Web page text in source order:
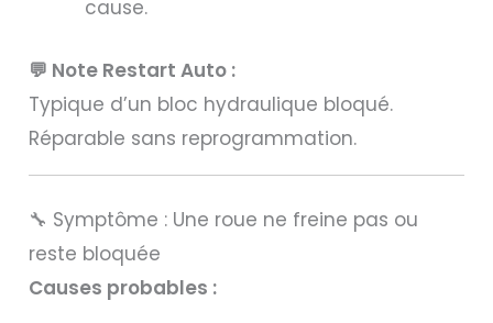
cause.
💬 Note Restart Auto :
Typique d’un bloc hydraulique bloqué.
Réparable sans reprogrammation.
🔧 Symptôme : Une roue ne freine pas ou
reste bloquée
Causes probables :